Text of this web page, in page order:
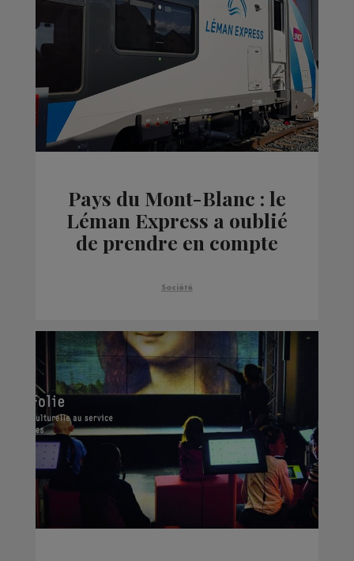
Pays du Mont-Blanc : le
Léman Express a oublié
de prendre en compte
Société